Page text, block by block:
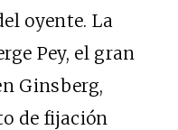
oyente. La
Pey, el gran
Ginsberg,
de fijación